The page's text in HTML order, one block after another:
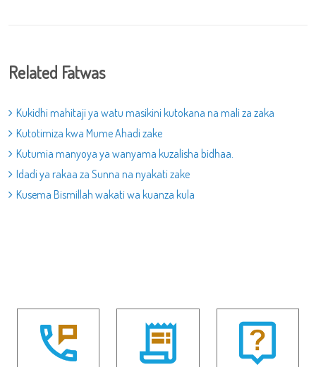
Related Fatwas
Kukidhi mahitaji ya watu masikini kutokana na mali za zaka
Kutotimiza kwa Mume Ahadi zake
Kutumia manyoya ya wanyama kuzalisha bidhaa.
Idadi ya rakaa za Sunna na nyakati zake
Kusema Bismillah wakati wa kuanza kula